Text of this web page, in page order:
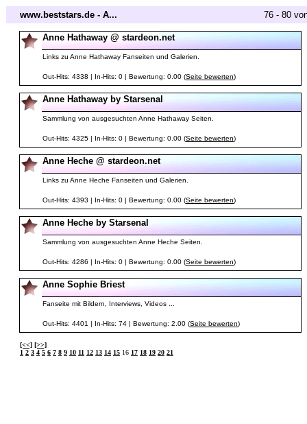
www.beststars.de - A... 76 - 80
Anne Hathaway @ stardeon.net
Links zu Anne Hathaway Fanseiten und Galerien.
Out-Hits: 4338 | In-Hits: 0 | Bewertung: 0.00 (Seite bewerten)
Anne Hathaway by Starsenal
Sammlung von ausgesuchten Anne Hathaway Seiten.
Out-Hits: 4325 | In-Hits: 0 | Bewertung: 0.00 (Seite bewerten)
Anne Heche @ stardeon.net
Links zu Anne Heche Fanseiten und Galerien.
Out-Hits: 4393 | In-Hits: 0 | Bewertung: 0.00 (Seite bewerten)
Anne Heche by Starsenal
Sammlung von ausgesuchten Anne Heche Seiten.
Out-Hits: 4286 | In-Hits: 0 | Bewertung: 0.00 (Seite bewerten)
Anne Sophie Briest
Fanseite mit Bildern, Interviews, Videos ...
Out-Hits: 4401 | In-Hits: 74 | Bewertung: 2.00 (Seite bewerten)
[<<] [>>]
1 2 3 4 5 6 7 8 9 10 11 12 13 14 15 16 17 18 19 20 21